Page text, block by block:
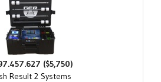
($5,750)
Result 2 Systems